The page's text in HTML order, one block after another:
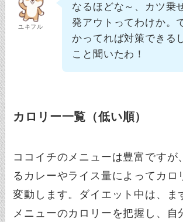
ユキフル
なるほどな～、カツ乗
発アウトってわけか。
かってれば対策できる
こと聞いたわ！
カロリー一覧（低い順）
ココイチのメニューは豊富ですが
るカレーやライス量によってカロ
変動します。ダイエット中は、ま
メニューのカロリーを把握し、自